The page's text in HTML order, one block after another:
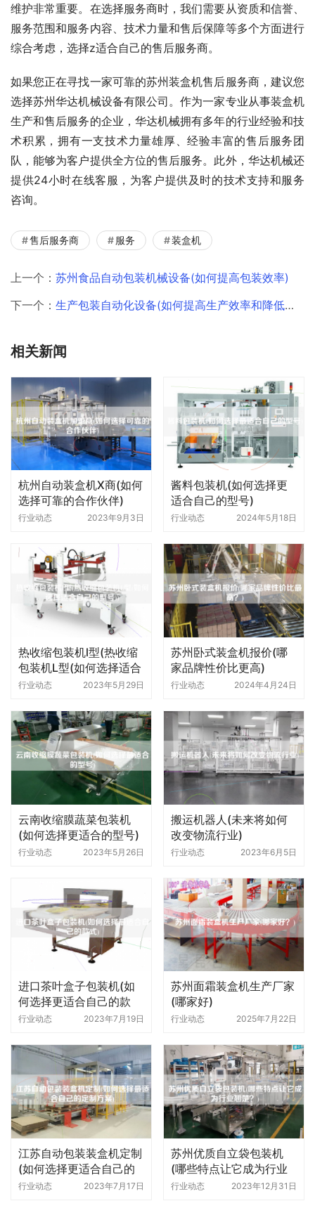
维护非常重要。在选择服务商时，我们需要从资质和信誉、
服务范围和服务内容、技术力量和售后保障等多个方面进行
综合考虑，选择z适合自己的售后服务商。
如果您正在寻找一家可靠的苏州装盒机售后服务商，建议您
选择苏州华达机械设备有限公司。作为一家专业从事装盒机
生产和售后服务的企业，华达机械拥有多年的行业经验和技
术积累，拥有一支技术力量雄厚、经验丰富的售后服务团
队，能够为客户提供全方位的售后服务。此外，华达机械还
提供24小时在线客服，为客户提供及时的技术支持和服务
咨询。
售后服务商 服务 装盒机
上一个： 苏州食品自动包装机械设备(如何提高包装效率)
下一个： 生产包装自动化设备(如何提高生产效率和降低成本)
相关新闻
杭州自动装盒机X商(如何
选择可靠的合作伙伴)
行业动态 2023年9月3日
酱料包装机(如何选择更
适合自己的型号)
行业动态 2024年5月18日
热收缩包装机l型(热收缩
包装机L型(如何选择适合
自己的型号))
行业动态 2023年5月29日
苏州卧式装盒机报价(哪
家品牌性价比更高)
行业动态 2024年4月24日
云南收缩膜蔬菜包装机
(如何选择更适合的型号)
行业动态 2023年5月26日
搬运机器人(未来将如何
改变物流行业)
行业动态 2023年6月5日
进口茶叶盒子包装机(如
何选择更适合自己的款
式)
行业动态 2023年7月19日
苏州面霜装盒机生产厂家
(哪家好)
行业动态 2025年7月22日
江苏自动包装装盒机定制
(如何选择更适合自己的
定制方案)
行业动态 2023年7月17日
苏州优质自立袋包装机
(哪些特点让它成为行业
翘楚)
行业动态 2023年12月31日